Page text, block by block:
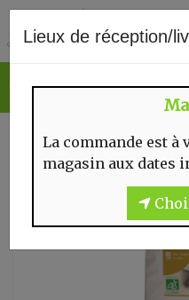
Lieux de réception/
La commande est à
magasin aux dates